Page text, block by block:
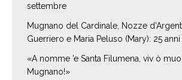
settembre
Mugnano del Cardinale, Nozze
Guerriero e Maria Peluso (Mary): 25 anni
«A nomme ’e Santa Filumena, viv ò
Mugnano!»